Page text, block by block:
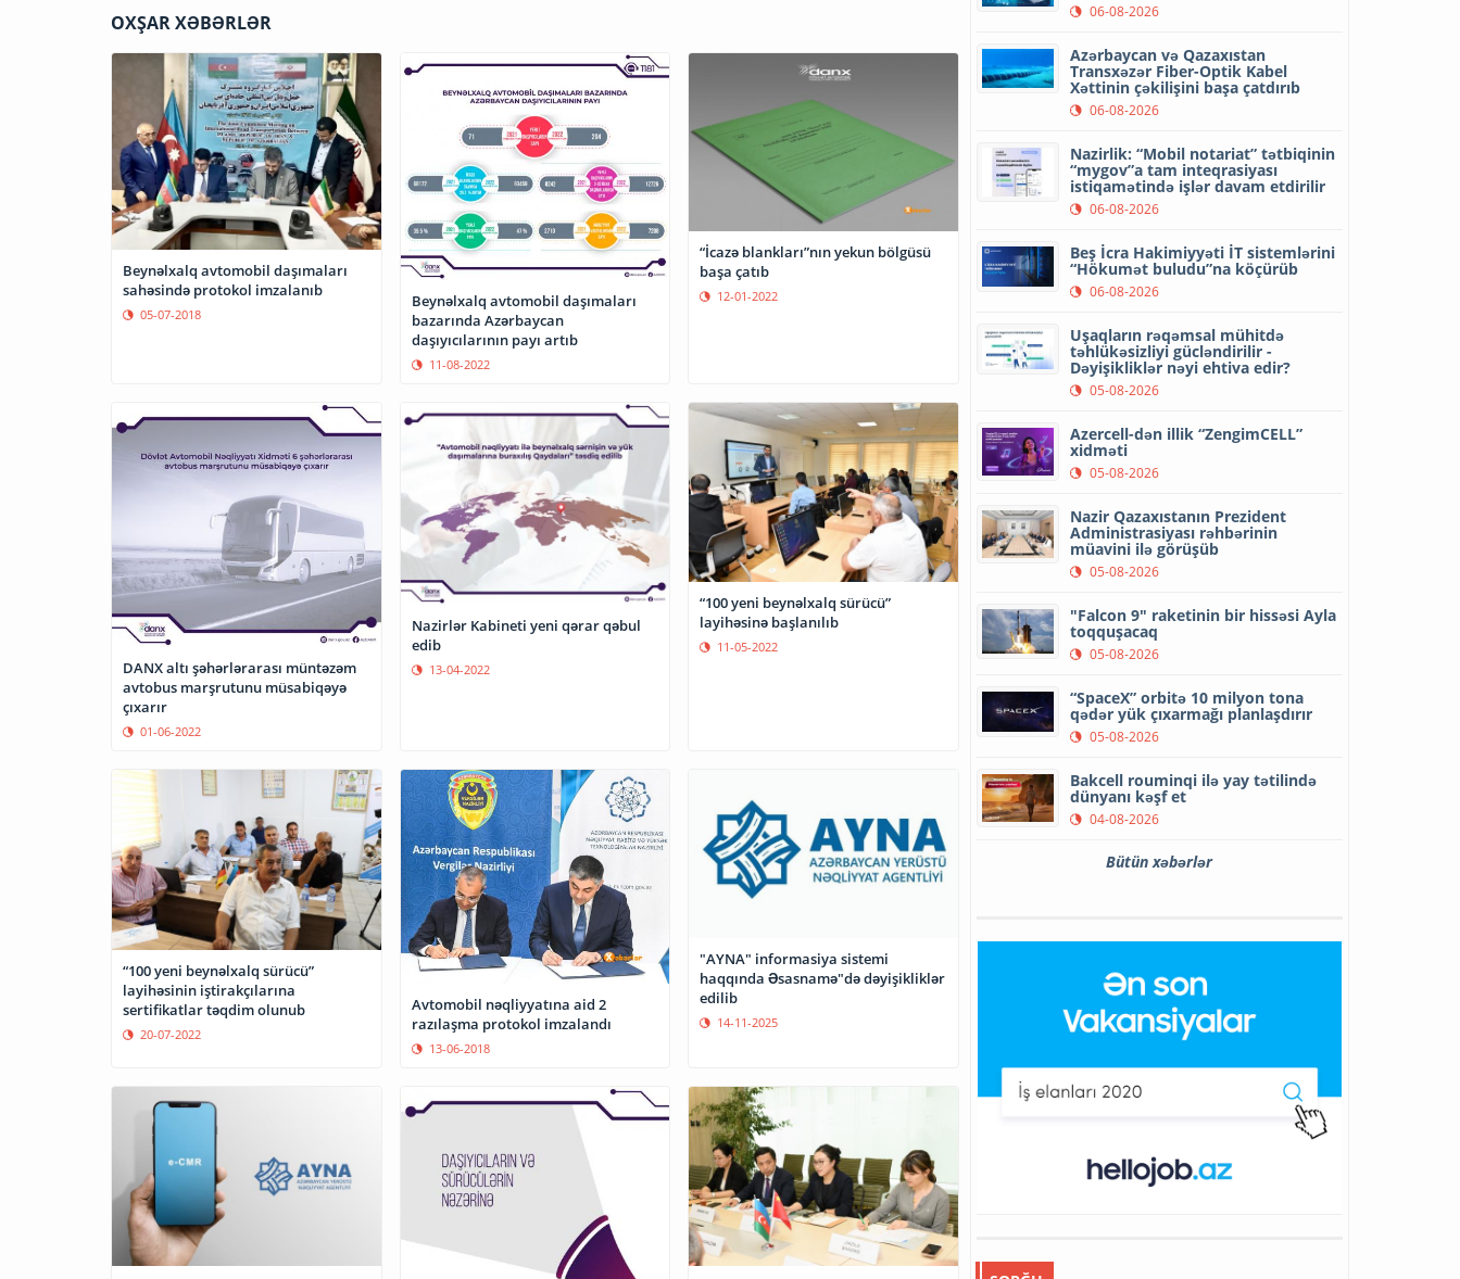
OXŞAR XƏBƏRLƏR
Beynəlxalq avtomobil daşımaları
sahəsində protokol imzalanıb
05-07-2018
Beynəlxalq avtomobil daşımaları
bazarında Azərbaycan
daşıyıcılarının payı artıb
11-08-2022
“İcazə blankları”nın yekun bölgüsü
başa çatıb
12-01-2022
DANX altı şəhərlərarası müntəzəm
avtobus marşrutunu müsabiqəyə
çıxarır
01-06-2022
Nazirlər Kabineti yeni qərar qəbul
edib
13-04-2022
“100 yeni beynəlxalq sürücü”
layihəsinə başlanılıb
11-05-2022
“100 yeni beynəlxalq sürücü”
layihəsinin iştirakçılarına
sertifikatlar təqdim olunub
20-07-2022
Avtomobil nəqliyyatına aid 2
razılaşma protokol imzalandı
13-06-2018
"AYNA" informasiya sistemi
haqqında Əsasnamə"də dəyişikliklər
edilib
14-11-2025
06-08-2026
Azərbaycan və Qazaxıstan
Transxəzər Fiber-Optik Kabel
Xəttinin çəkilişini başa çatdırıb
06-08-2026
Nazirlik: “Mobil notariat” tətbiqinin
“mygov”a tam inteqrasiyası
istiqamətində işlər davam etdirilir
06-08-2026
Beş İcra Hakimiyyəti İT sistemlərini
“Hökumət buludu”na köçürüb
06-08-2026
Uşaqların rəqəmsal mühitdə
təhlükəsizliyi gücləndirilir -
Dəyişikliklər nəyi ehtiva edir?
05-08-2026
Azercell-dən illik “ZengimCELL”
xidməti
05-08-2026
Nazir Qazaxıstanın Prezident
Administrasiyası rəhbərinin
müavini ilə görüşüb
05-08-2026
"Falcon 9" raketinin bir hissəsi Ayla
toqquşacaq
05-08-2026
“SpaceX” orbitə 10 milyon tona
qədər yük çıxarmağı planlaşdırır
05-08-2026
Bakcell rouminqi ilə yay tətilində
dünyanı kəşf et
04-08-2026
Bütün xəbərlər